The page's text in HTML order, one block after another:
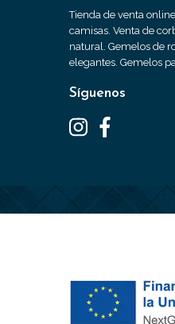
Tienda de venta
camisas. Venta de
natural. Gemelos de
elegantes. Gemelos
Síguenos